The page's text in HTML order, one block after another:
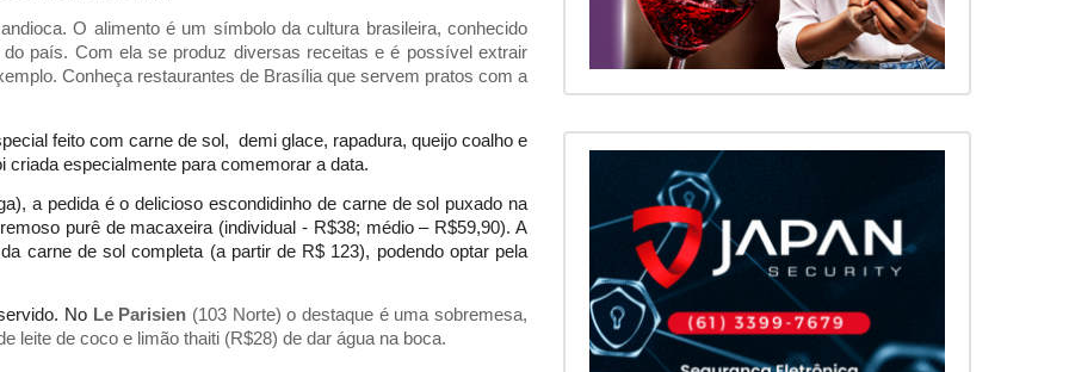
O alimento é um símbolo da cultura brasileira, conhecido
país. Com ela se produz diversas receitas e é possível extrair
Conheça restaurantes de Brasília que servem pratos com a
feito com carne de sol,  demi glace, rapadura, queijo coalho e
especialmente para comemorar a data.
a pedida é o delicioso escondidinho de carne de sol puxado na
purê de macaxeira (individual - R$38; médio – R$59,90). A
carne de sol completa (a partir de R$ 123), podendo optar pela
No Le Parisien (103 Norte) o destaque é uma sobremesa,
leite de coco e limão thaiti (R$28) de dar água na boca.